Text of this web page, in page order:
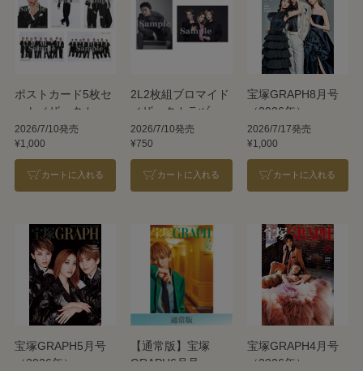
ポストカード5枚セ
ット／ザ・タカラ
ヅカ Ⅸ 月組
2026/7/10発売
¥1,000
カートに入れる
2L2枚組ブロマイド
／ザ・タカラヅカ
Ⅸ 月組
2026/7/10発売
¥750
カートに入れる
宝塚GRAPH8月号
（2026年）
2026/7/17発売
¥1,000
カートに入れる
宝塚GRAPH5月号
（2026年）
【通常版】宝塚
GRAPH6月号
宝塚GRAPH4月号
（2026年）